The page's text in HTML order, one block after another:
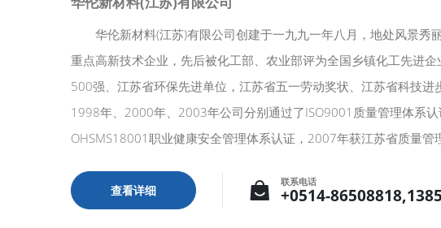
华伦新材料(江苏)有限公司创建于一九九一年八月，地处风景秀
重点高新技术企业，先后被化工部、农业部评为全国乡镇化工先进
500强、江苏省环保先进单位，江苏省五一劳动奖状、江苏省科技进
1998年、2000年、2003年公司分别通过了ISO9001质量管理体系
OHSMS18001职业健康安全管理体系认证，2007年获江苏省质
查看详细
联系电话
+0514-